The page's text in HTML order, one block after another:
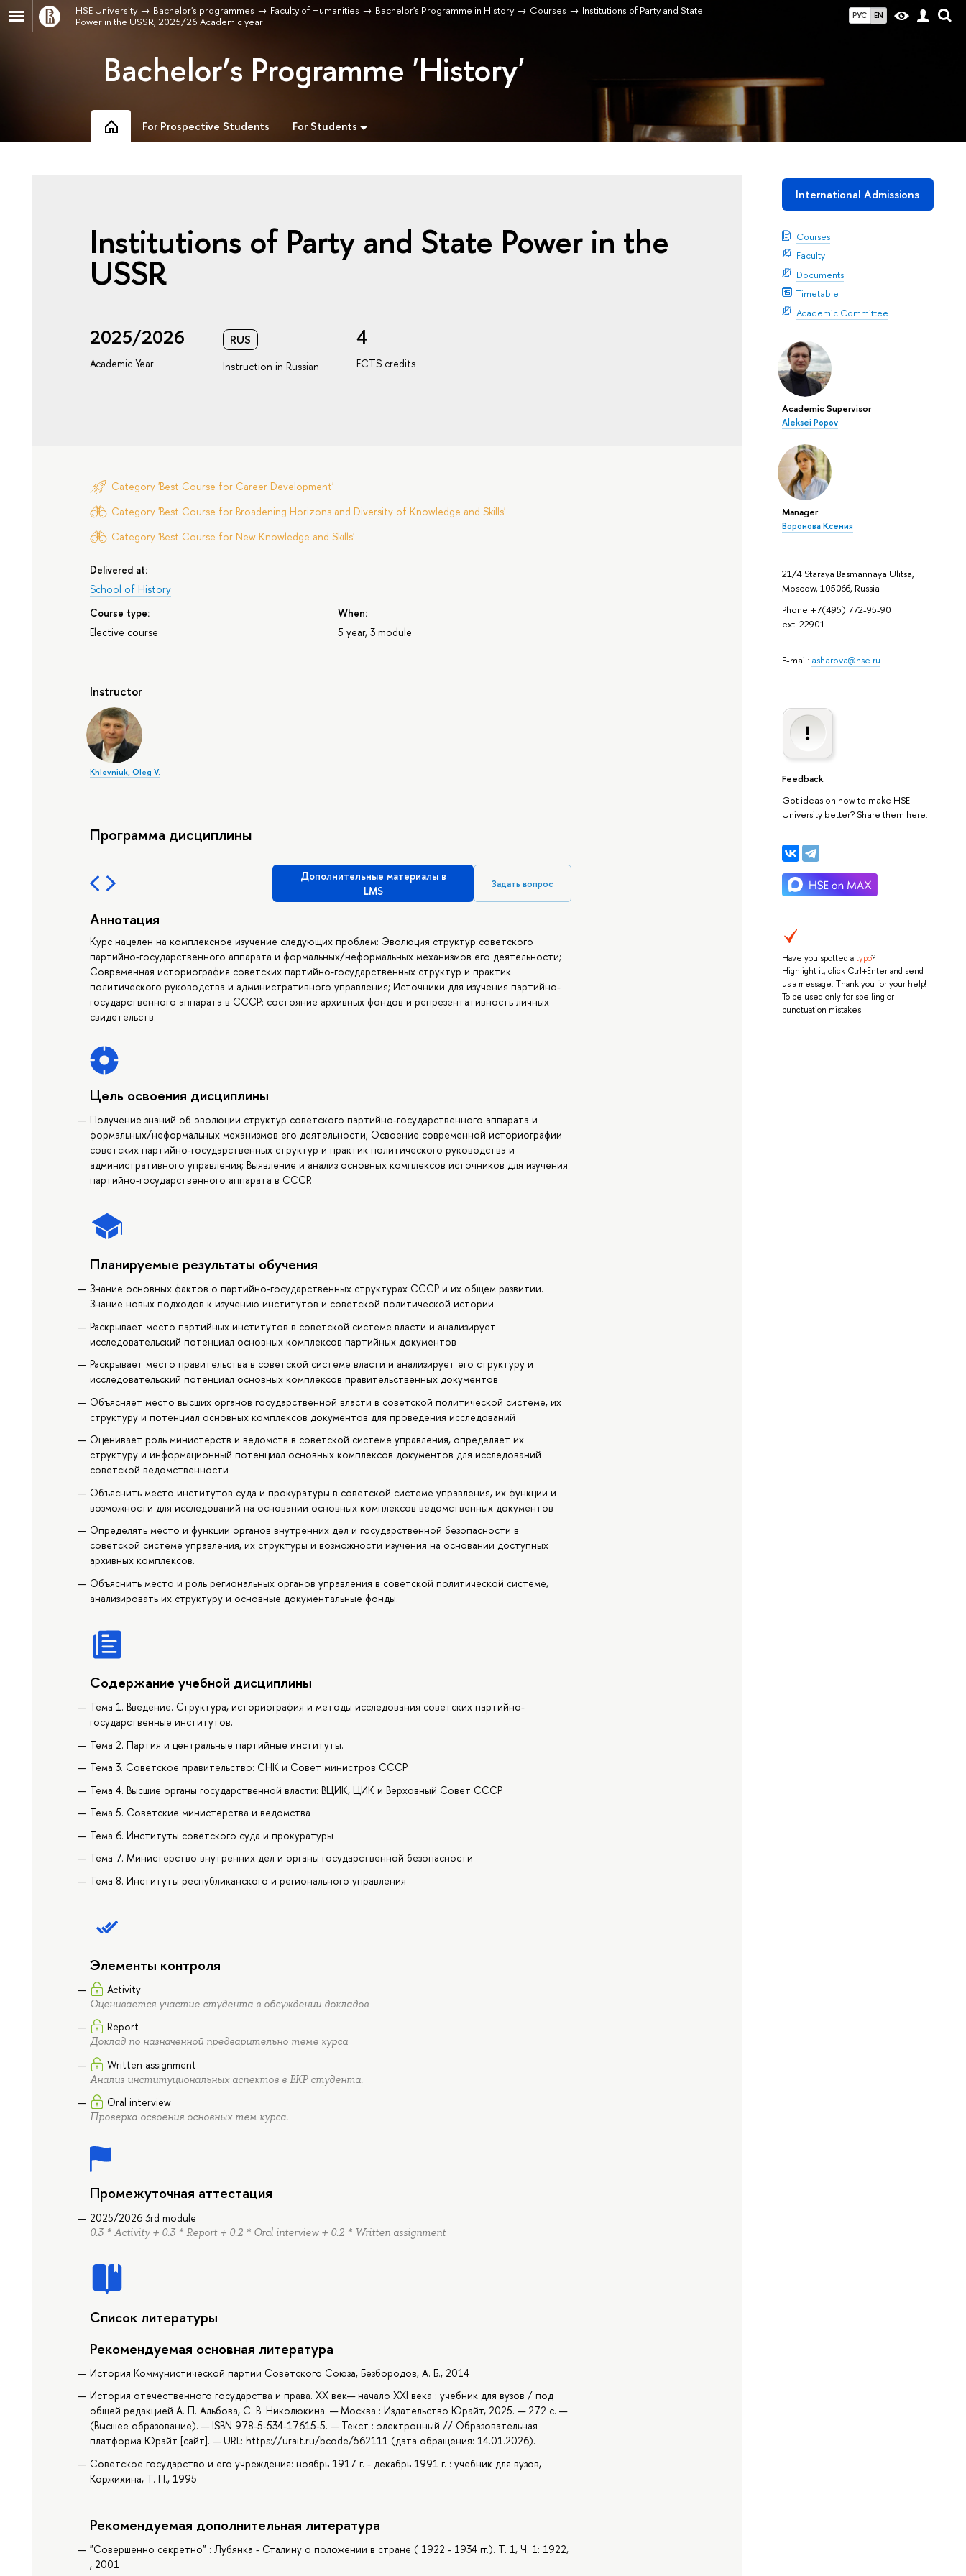
РУС EN
HSE University Bachelor's programmes Faculty of Humanities Bachelor's Programme in History Courses
Institutions of Party and State
Power in the USSR, 2025/26 Academic year
Bachelor’s Programme 'History'
For Prospective Students For Students
International Admissions
Courses
Faculty
Documents
Timetable
Academic Committee
Academic Supervisor
Aleksei Popov
Manager
Воронова Ксения
21/4 Staraya Basmannaya Ulitsa,
Moscow, 105066, Russia
Phone:+7(495) 772-95-90
ext. 22901
E-mail: asharova@hse.ru
Feedback
Got ideas on how to make HSE
University better? Share them here.
Have you spotted atypo?
Highlight it, click Ctrl+Enter and send
us a message. Thank you for your help!
To be used only for spelling or
punctuation mistakes.
Institutions of Party and State Power in the
USSR
2025/2026
Academic Year
RUS
Instruction in Russian
4
ECTS credits
Category 'Best Course for Career Development'
Category 'Best Course for Broadening Horizons and Diversity of Knowledge and Skills'
Category 'Best Course for New Knowledge and Skills'
Delivered at:
School of History
Course type:
Elective course
When:
5 year, 3 module
Instructor
Khlevniuk, Oleg V.
Программа дисциплины
Дополнительные материалы в
LMS
Задать вопрос
Аннотация
Курс нацелен на комплексное изучение следующих проблем: Эволюция структур советского
партийно-государственного аппарата и формальных/неформальных механизмов его деятельности;
Современная историография советских партийно-государственных структур и практик
политического руководства и административного управления; Источники для изучения партийно-
государственного аппарата в СССР: состояние архивных фондов и репрезентативность личных
свидетельств.
Цель освоения дисциплины
Получение знаний об эволюции структур советского партийно-государственного аппарата и
формальных/неформальных механизмов его деятельности; Освоение современной историографии
советских партийно-государственных структур и практик политического руководства и
административного управления; Выявление и анализ основных комплексов источников для изучения
партийно-государственного аппарата в СССР.
Планируемые результаты обучения
Знание основных фактов о партийно-государственных структурах СССР и их общем развитии.
Знание новых подходов к изучению институтов и советской политической истории.
Раскрывает место партийных институтов в советской системе власти и анализирует
исследовательский потенциал основных комплексов партийных документов
Раскрывает место правительства в советской системе власти и анализирует его структуру и
исследовательский потенциал основных комплексов правительственных документов
Объясняет место высших органов государственной власти в советской политической системе, их
структуру и потенциал основных комплексов документов для проведения исследований
Оценивает роль министерств и ведомств в советской системе управления, определяет их
структуру и информационный потенциал основных комплексов документов для исследований
советской ведомственности
Объяснить место институтов суда и прокуратуры в советской системе управления, их функции и
возможности для исследований на основании основных комплексов ведомственных документов
Определять место и функции органов внутренних дел и государственной безопасности в
советской системе управления, их структуры и возможности изучения на основании доступных
архивных комплексов.
Объяснить место и роль региональных органов управления в советской политической системе,
анализировать их структуру и основные документальные фонды.
Содержание учебной дисциплины
Тема 1. Введение. Структура, историография и методы исследования советских партийно-
государственные институтов.
Тема 2. Партия и центральные партийные институты.
Тема 3. Советское правительство: СНК и Совет министров СССР
Тема 4. Высшие органы государственной власти: ВЦИК, ЦИК и Верховный Совет СССР
Тема 5. Советские министерства и ведомства
Тема 6. Институты советского суда и прокуратуры
Тема 7. Министерство внутренних дел и органы государственной безопасности
Тема 8. Институты республиканского и регионального управления
Элементы контроля
Activity
Оценивается участие студента в обсуждении докладов
Report
Доклад по назначенной предварительно теме курса
Written assignment
Анализ институциональных аспектов в ВКР студента.
Oral interview
Проверка освоения основных тем курса.
Промежуточная аттестация
2025/2026 3rd module
0.3 * Activity + 0.3 * Report + 0.2 * Oral interview + 0.2 * Written assignment
Список литературы
Рекомендуемая основная литература
История Коммунистической партии Советского Союза, Безбородов, А. Б., 2014
История отечественного государства и права. XX век— начало XXI века : учебник для вузов / под
общей редакцией А. П. Альбова, С. В. Николюкина. — Москва : Издательство Юрайт, 2025. — 272 с. —
(Высшее образование). — ISBN 978-5-534-17615-5. — Текст : электронный // Образовательная
платформа Юрайт [сайт]. — URL: https://urait.ru/bcode/562111 (дата обращения: 14.01.2026).
Советское государство и его учреждения: ноябрь 1917 г. - декабрь 1991 г. : учебник для вузов,
Коржихина, Т. П., 1995
Рекомендуемая дополнительная литература
"Совершенно секретно" : Лубянка - Сталину о положении в стране ( 1922 - 1934 гг.). Т. 1, Ч. 1: 1922,
, 2001